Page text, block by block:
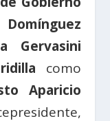
Domínguez
Gervasini
como
Aparicio